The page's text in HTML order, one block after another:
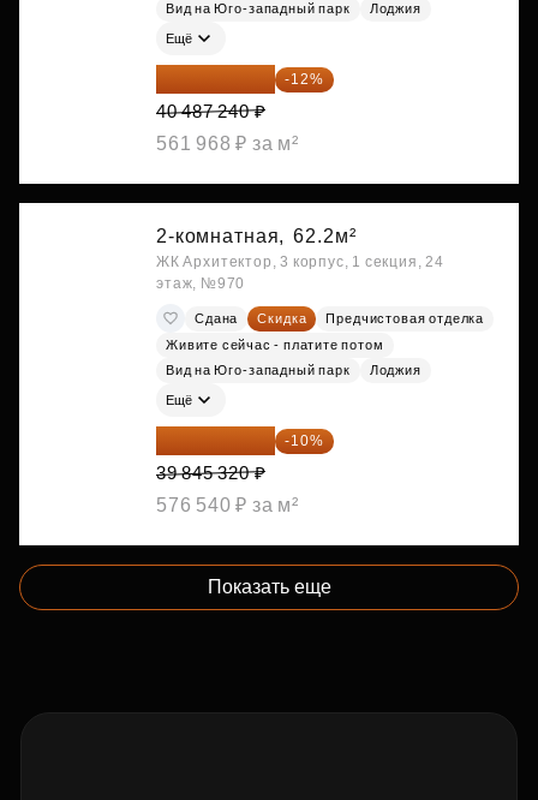
Вид на Юго-западный парк
Лоджия
Ещё
35 628 771 ₽ -12%
40 487 240 ₽
561 968 ₽ за м²
2-комнатная, 62.2м²
ЖК Архитектор, 3 корпус, 1 секция, 24
этаж, №970
Сдана Скидка
Предчистовая отделка
Живите сейчас - платите потом
Вид на Юго-западный парк
Лоджия
Ещё
35 860 788 ₽ -10%
39 845 320 ₽
576 540 ₽ за м²
Показать еще